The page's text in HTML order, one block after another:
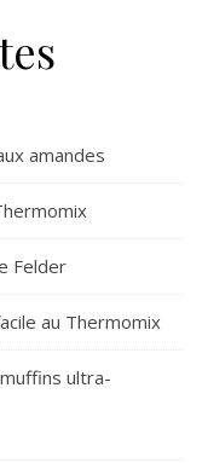
amandes
Felder
au Thermomix
ultra-